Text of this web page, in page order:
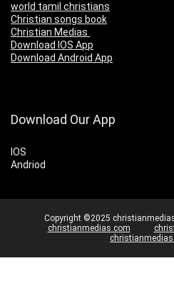
world tamil christians
Christian songs book
Christian Medias
Download IOS App
Download Android App
Download Our App
IOS
Andriod
Copyright ©2025
christianmedias.com